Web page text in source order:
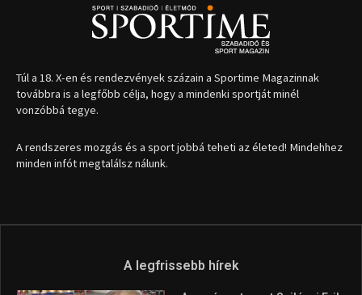
Egyre több magyar turista fedezi fel Temesvárt
1035 Budapest, Miklós u. 7.
+36 30 471 1373